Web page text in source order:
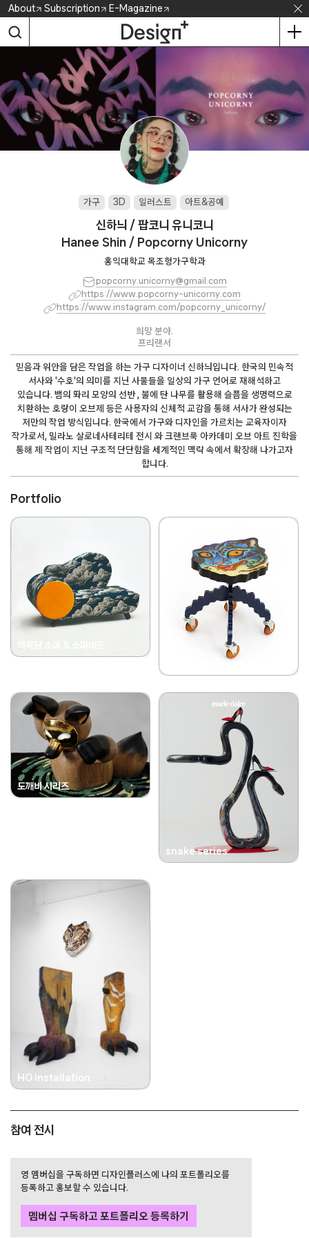
Skip
content
About Subscription E-Magazine
가구 3D 일러스트 아트&공예
신하늬 / 팝코니 유니코니
Hanee Shin / Popcorny Unicorny
홍익대학교 목조형가구학과
popcorny.unicorny@gmail.com
https://www.popcorny-unicorny.com
https://www.instagram.com/popcorny_unicorny/
믿음과 위안을 담은 작업을 하는 가구 디자이너 신하늬입니다. 한국의 민속적
서사와 '수호'의 의미를 지닌 사물들을 일상의 가구 언어로 재해석하고
있습니다. 뱀의 똬리 모양의 선반 , 불에 탄 나무를 활용해 슬픔을 생명력으로
치환하는 호랑이 오브제 등은 사용자의 신체적 교감을 통해 서사가 완성되는
저만의 작업 방식입니다. 한국에서 가구와 디자인을 가르치는 교육자이자
작가로서, 밀라노 살로네사테리테 전시 와 크랜브룩 아카데미 오브 아트 진학을
통해 제 작업이 지닌 구조적 단단함을 세계적인 맥락 속에서 확장해 나가고자
합니다.
희망 분야.
프리랜서
Portfolio
도깨비 시리즈
snake series
HO installation
참여 전시
영 멤버십을 구독하면 디자인플러스에 나의 포트폴리오를
등록하고 홍보할 수 있습니다.
멤버십 구독하고 포트폴리오 등록하기